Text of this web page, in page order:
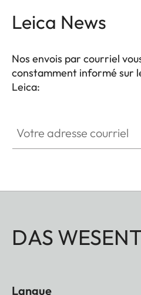
Leica News
Nos envois par courriel
constamment informé sur
Leica:
DAS
Langue